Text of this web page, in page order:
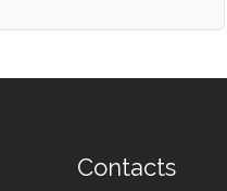
Contacts